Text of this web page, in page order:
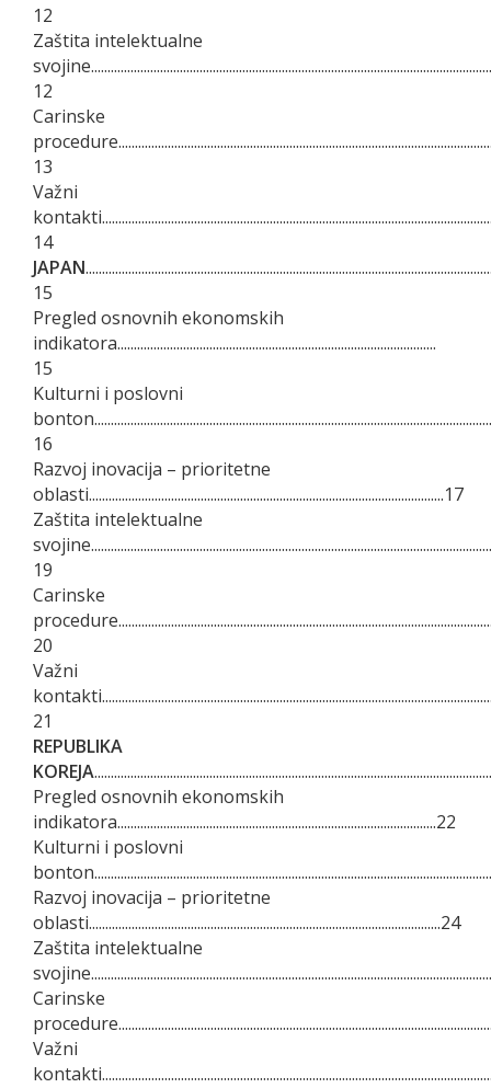
12
Zaštita intelektualne
12
Carinske
13
Važni
14
JAPAN
15
Pregled osnovnih ekonomskih
indikatora.................................................................................................
15
Kulturni i poslovni
16
Razvoj inovacija – prioritetne
oblasti............................................................................................................17
Zaštita intelektualne
19
Carinske
20
Važni
21
REPUBLIKA
KOREJA
Pregled osnovnih ekonomskih
indikatora.................................................................................................22
Kulturni i poslovni
Razvoj inovacija – prioritetne
oblasti...........................................................................................................24
Zaštita intelektualne
Carinske
Važni